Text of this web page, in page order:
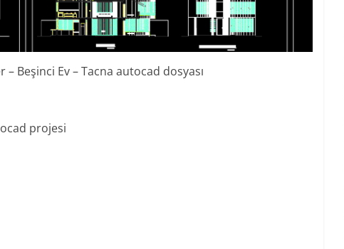
Beşinci Ev – Tacna autocad dosyası
projesi